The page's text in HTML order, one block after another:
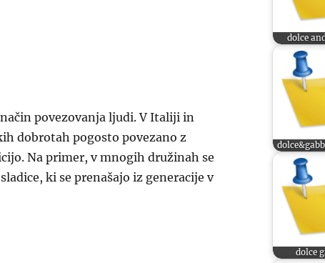
povezovanja ljudi. V Italiji in
dobrotah pogosto povezano z
Na primer, v mnogih družinah se
ki se prenašajo iz generacije v
dolce
dolce